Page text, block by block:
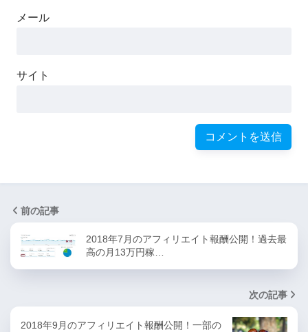
メール
サイト
前の記事
2018年7月のアフィリエイト報酬公開！過去最
高の月13万円稼…
次の記事
2018年9月のアフィリエイト報酬公開！一部の